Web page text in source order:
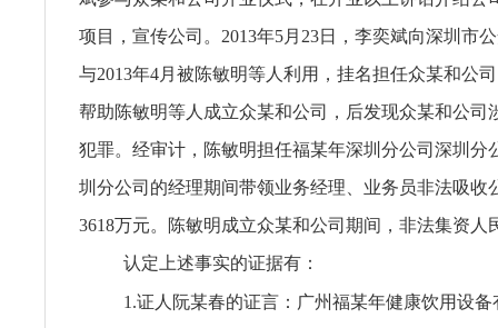
项目，宣传公司。2013年5月23日，李奕斌向深圳市
与2013年4月被陈敏明等人利用，挂名担任众某和公
帮助陈敏明等人成立众某和公司，后发现众某和公司
犯罪。经审计，陈敏明担任福某年深圳分公司深圳分
圳分公司的经理期间带领业务经理、业务员非法吸收
3618万元。陈敏明成立众某和公司期间，非法集资人
认定上述事实的证据有：
1.证人阮某春的证言：广州福某年健康饮用设